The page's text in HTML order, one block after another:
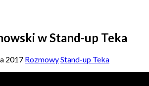
w Stand-up Teka
2017 RozmowyStand-up Teka